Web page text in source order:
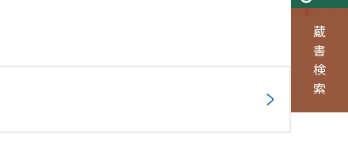
蔵
書
検
索